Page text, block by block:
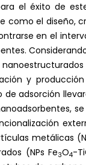
el éxito de
como el diseño,
en el
y
adsorción
metálicas
(NPs Fe3O4-